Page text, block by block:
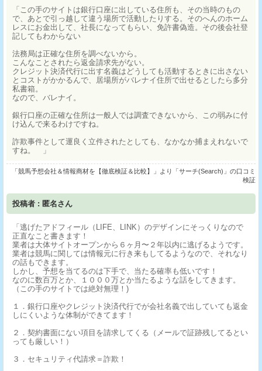
「この手のサイトは銀行口座に出している住所も、その当時のもの
で、あとで引っ越して違う場所で活動したりする。そのへんのホーム
レスにお金出して、社長になってもらい、免許書偽造。その後会社登
記してもわからない
法務局は正確な住所を調べないから。
こんなことされたら返金請求先がない。
クレジット決済代行に出す名義はどうしても活動するときに出さない
とコストがかかるんで、居場所がバレナイ住所で出せるとしたら多分
私書箱。
なので、バレナイ。
銀行口座の正確な住所は一般人では調査できないから、この弱みに付
け込んで来るわけですね。
詐欺事件として運良く立件されたとしても、なかなか捕まえれないで
すね。 」
「競馬予想会社＆情報商材を【徹底検証＆比較】」より「サーチ(Search)」の口コミ
検証
投稿者 : 匿名さん
「逃げたアドフィール（LIFE、LINK）のデザインにそっくりなので
正直なこと書きます！
業者は大体サイトオープンから６ヶ月〜２年以内に逃げるようです。
業者は競馬に関しては情報元に行き来もしてるようなので、それなり
の話もできます。
しかし、予想を当てるのは下手で、当たる確率も低いです！
なのに数百万とか、１０００万とか当たるような話をしてきます。
（この手のサイトでは絶対無理！)
１．銀行口座やクレジット決済代行でが会社名義で出していても返金
しにくいような体制ができてます！
２．契約書面にない項目を請求してくる（メールで証跡残してるとい
っても厳しい！）
３．セキュリティ代請求＝詐欺！